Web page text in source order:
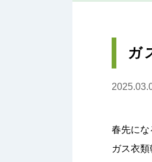
ガ
春先にな
ガス衣